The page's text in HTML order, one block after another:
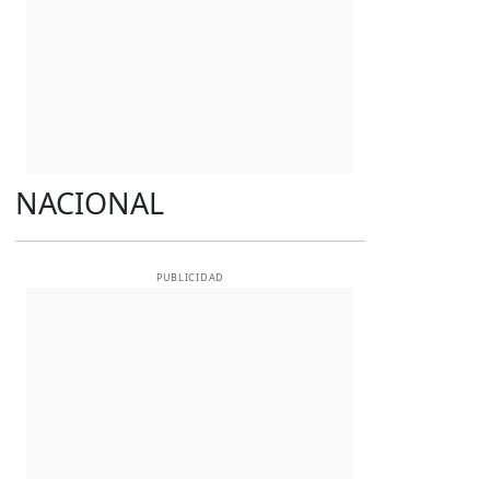
NACIONAL
PUBLICIDAD